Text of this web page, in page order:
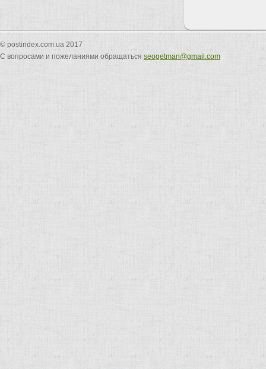
© postindex.com.ua 2017
С вопросами и пожеланиями обращаться seogetman@gmail.com